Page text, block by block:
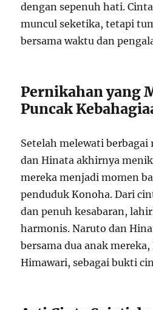
dengan sepenuh hati.
muncul seketika, tetapi
bersama waktu dan
Pernikahan yang
Puncak
Setelah melewati
dan Hinata akhirnya
mereka menjadi momen
penduduk Konoha. Dari
dan penuh kesabaran,
harmonis. Naruto dan
bersama dua anak
Himawari, sebagai bukti